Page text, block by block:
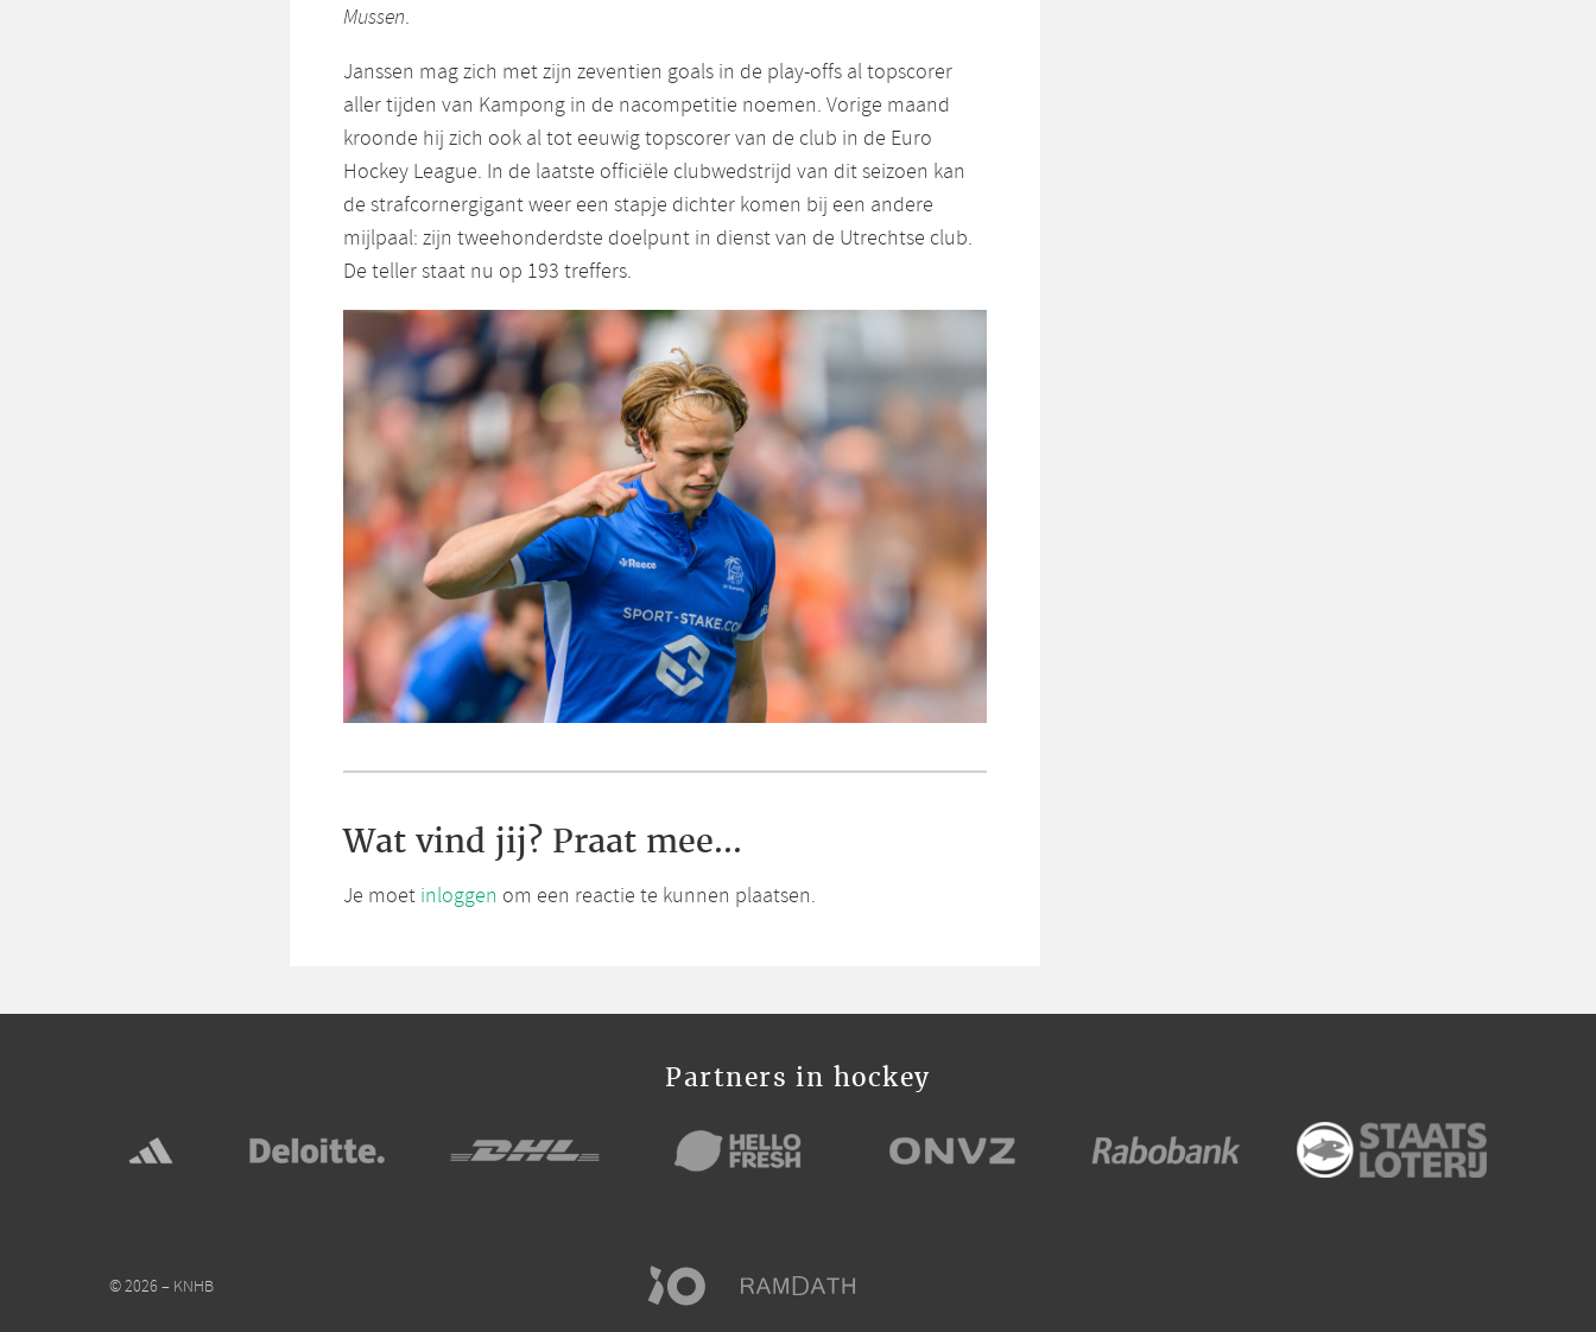
Mussen.
Janssen mag zich met zijn zeventien goals in de play-offs al topscorer
aller tijden van Kampong in de nacompetitie noemen. Vorige maand
kroonde hij zich ook al tot eeuwig topscorer van de club in de Euro
Hockey League. In de laatste officiële clubwedstrijd van dit seizoen kan
de strafcornergigant weer een stapje dichter komen bij een andere
mijlpaal: zijn tweehonderdste doelpunt in dienst van de Utrechtse club.
De teller staat nu op 193 treffers.
Wat vind jij? Praat mee...
Je moet inloggen om een reactie te kunnen plaatsen.
Partners in hockey
© 2026 – KNHB